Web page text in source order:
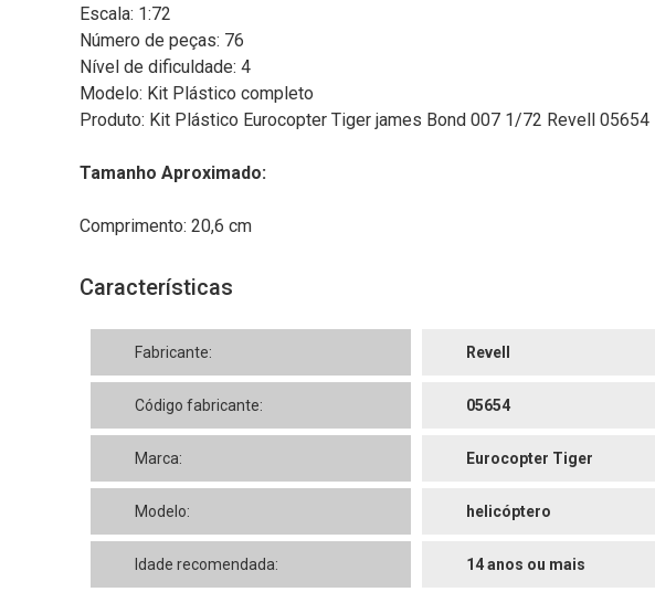
Escala: 1:72
Número de peças: 76
Nível de dificuldade: 4
Modelo: Kit Plástico completo
Produto: Kit Plástico Eurocopter Tiger james Bond 007 1/72 Revell 05654
Tamanho Aproximado:
Comprimento: 20,6 cm
Características
Fabricante: Revell
Código fabricante: 05654
Marca: Eurocopter Tiger
Modelo: helicóptero
Idade recomendada: 14 anos ou mais